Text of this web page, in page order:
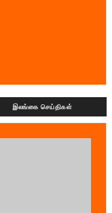
இலங்கை செய்திகள்